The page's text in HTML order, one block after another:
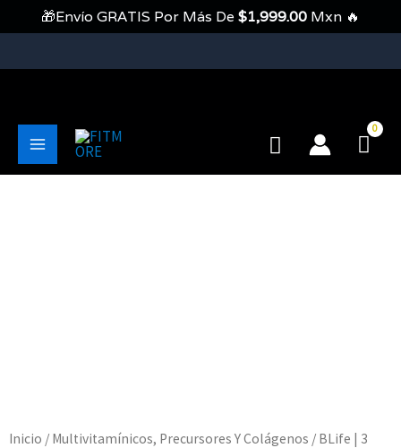
Contenido
Main
Buscar
Inicio / Multivitamínicos, Precursores Y Colágenos / BLife | 3
🎁Envío GRATIS Por Más De $1,999.00 Mxn 🔥